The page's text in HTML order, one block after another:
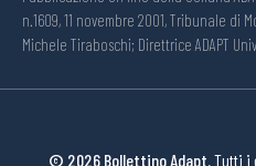
n.1609, 11 novembre 2001, Tribunale
Michele Tiraboschi; Direttrice ADAPT
© 2026 Bollettino Adapt.Tutti i